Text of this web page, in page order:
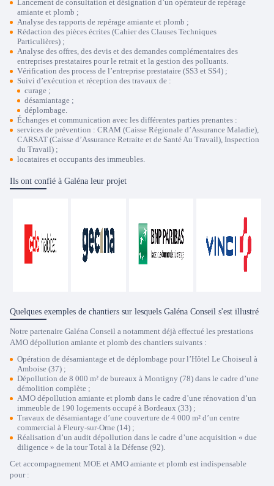
Lancement de consultation et désignation d’un opérateur de repérage
amiante et plomb ;
Analyse des rapports de repérage amiante et plomb ;
Rédaction des pièces écrites (Cahier des Clauses Techniques
Particulières) ;
Analyse des offres, des devis et des demandes complémentaires des
entreprises prestataires pour le retrait et la gestion des polluants.
Vérification des process de l’entreprise prestataire (SS3 et SS4) ;
Suivi d’exécution et réception des travaux de :
curage ;
désamiantage ;
déplombage.
Échanges et communication avec les différentes parties prenantes :
services de prévention : CRAM (Caisse Régionale d’Assurance Maladie),
CARSAT (Caisse d’Assurance Retraite et de Santé Au Travail), Inspection
du Travail) ;
locataires et occupants des immeubles.
Ils ont confié à Galéna leur projet
Quelques exemples de chantiers sur lesquels Galéna Conseil s'est illustré
Notre partenaire Galéna Conseil a notamment déjà effectué les prestations
AMO dépollution amiante et plomb des chantiers suivants :
Opération de désamiantage et de déplombage pour l’Hôtel Le Choiseul à
Amboise (37) ;
Dépollution de 8 000 m² de bureaux à Montigny (78) dans le cadre d’une
démolition complète ;
AMO dépollution amiante et plomb dans le cadre d’une rénovation d’un
immeuble de 190 logements occupé à Bordeaux (33) ;
Travaux de désamiantage d’une couverture de 4 000 m² d’un centre
commercial à Fleury-sur-Orne (14) ;
Réalisation d’un audit dépollution dans le cadre d’une acquisition « due
diligence » de la tour Total à la Défense (92).
Cet accompagnement MOE et AMO amiante et plomb est indispensable
pour :